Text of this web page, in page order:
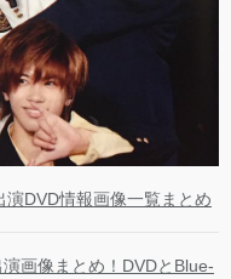
演DVD情報画像一覧まとめ
画像まとめ！DVDとBlue-